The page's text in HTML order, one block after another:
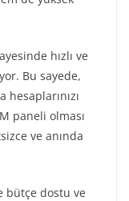
hızlı ve
Bu sayede,
paneli olması
ve anında
bütçe dostu ve